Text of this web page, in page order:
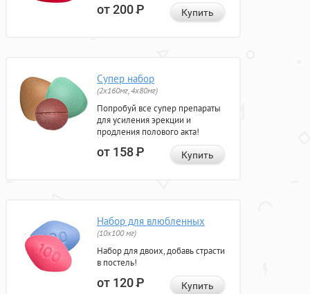
от 200Р Купить
Супер набор
(2х160мг, 4х80мг)
Попробуй все супер препараты
для усиления эрекции и
продления полового акта!
от 158Р Купить
Набор для влюбленных
(10х100 мг)
Набор для двоих, добавь страсти
в постель!
от 120Р Купить